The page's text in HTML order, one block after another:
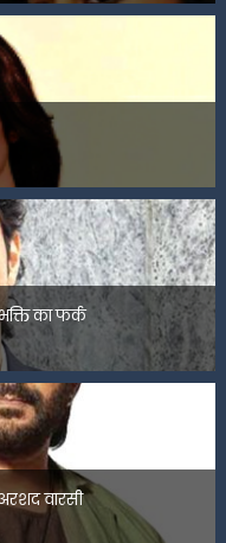
का फर्क
वारसी